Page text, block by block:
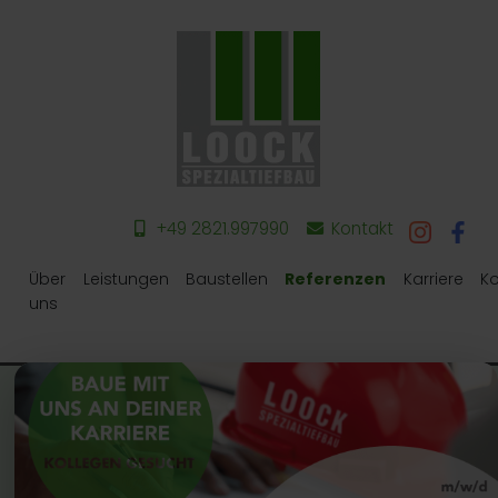
+49 2821.997990 Kontakt
Über
uns
Leistungen Baustellen Referenzen Karriere
Leistungen
Baugrubenverbau
Pfahlgründung